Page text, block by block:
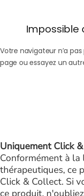
Uniquement Click
Conformément à
thérapeutiques, ce
Click & Collect. Si